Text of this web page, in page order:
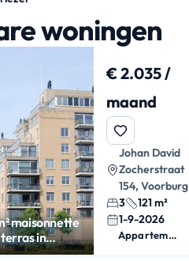
woningen
maisonnette
in
€ 2.035 /
maand
Johan David
Zocherstraat
154, Voorburg
3
121 m²
1-9-2026
Appartement